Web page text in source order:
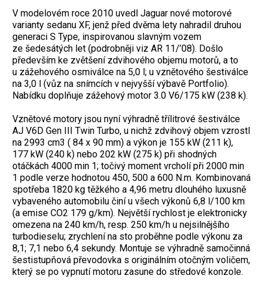
V modelovém roce 2010 uvedl Jaguar nové motorové
varianty sedanu XF, jenž před dvěma lety nahradil druhou
generaci S Type, inspirovanou slavným vozem
ze šedesátých let (podrobněji viz AR 11/’08). Došlo
především ke zvětšení zdvihového objemu motorů, a to
u zážehového osmiválce na 5,0 l; u vznětového šestiválce
na 3,0 l (vůz na snímcích v nejvyšší výbavě Portfolio).
Nabídku doplňuje zážehový motor 3.0 V6/175 kW (238 k).
Vznětové motory jsou nyní výhradně třílitrové šestiválce
AJ V6D Gen III Twin Turbo, u nichž zdvihový objem vzrostl
na 2993 cm3 ( 84 x 90 mm) a výkon je 155 kW (211 k),
177 kW (240 k) nebo 202 kW (275 k) při shodných
otáčkách 4000 min 1; točivý moment vrcholí při 2000 min
1 podle verze hodnotou 450, 500 a 600 N.m. Kombinovaná
spotřeba 1820 kg těžkého a 4,96 metru dlouhého luxusně
vybaveného automobilu činí u všech výkonů 6,8 l/100 km
(a emise CO2 179 g/km). Největší rychlost je elektronicky
omezena na 240 km/h, resp. 250 km/h u nejsilnějšího
turbodieselu; zrychlení na sto proběhne podle výkonu za
8,1; 7,1 nebo 6,4 sekundy. Montuje se výhradně samočinná
šestistupňová převodovka s originálním otočným voličem,
který se po vypnutí motoru zasune do středové konzole.